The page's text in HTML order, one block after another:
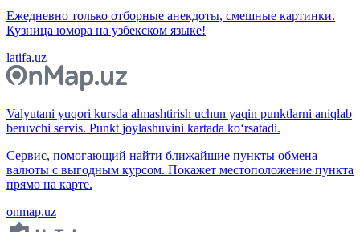
Ежедневно только отборные анекдоты, смешные картинки.
Кузница юмора на узбекском языке!
latifa.uz
Valyutani yuqori kursda almashtirish uchun yaqin punktlarni aniqlab
beruvchi servis. Punkt joylashuvini kartada ko‘rsatadi.
Сервис, помогающий найти ближайшие пункты обмена
валюты с выгодным курсом. Покажет местоположение пункта
прямо на карте.
onmap.uz